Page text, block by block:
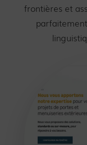
frontières et